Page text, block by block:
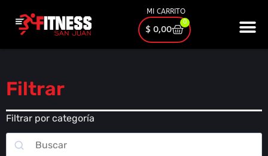
MI CARRITO
$ 0,00
0
Filtrar
Filtrar por categoría